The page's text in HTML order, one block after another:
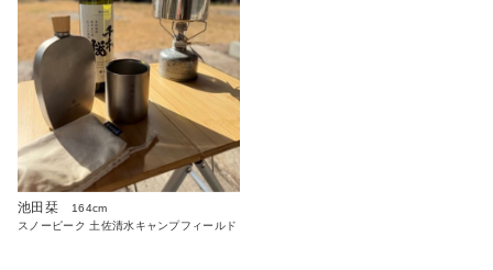
池田栞
164cm
スノーピーク 土佐清水キャンプフィールド